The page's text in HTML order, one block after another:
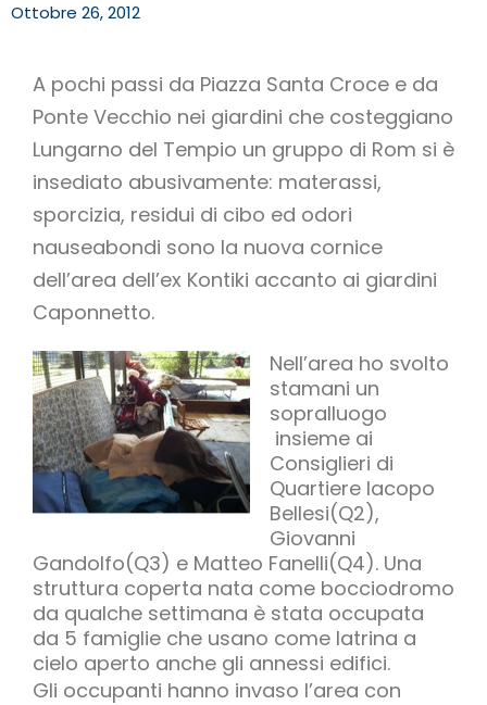
Ottobre 26, 2012
A pochi passi da Piazza Santa Croce e da
Ponte Vecchio nei giardini che costeggiano
Lungarno del Tempio un gruppo di Rom si è
insediato abusivamente: materassi,
sporcizia, residui di cibo ed odori
nauseabondi sono la nuova cornice
dell’area dell’ex Kontiki accanto ai giardini
Caponnetto.
Nell’area ho svolto
stamani un
sopralluogo
insieme ai
Consiglieri di
Quartiere Iacopo
Bellesi(Q2),
Giovanni
Gandolfo(Q3) e Matteo Fanelli(Q4). Una
struttura coperta nata come bocciodromo
da qualche settimana è stata occupata
da 5 famiglie che usano come latrina a
cielo aperto anche gli annessi edifici.
Gli occupanti hanno invaso l’area con